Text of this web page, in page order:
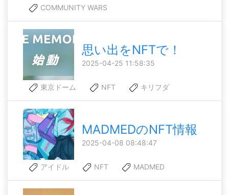
COMMUNITY WARS
思い出をNFTで！
2025-04-25 11:58:35
東京ドーム NFT キリフダ
MADMEDのNFT情報
2025-04-08 08:48:47
アイドル NFT MADMED